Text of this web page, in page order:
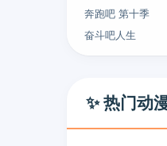
奔跑吧 第十季
奋斗吧人生
✨ 热门动